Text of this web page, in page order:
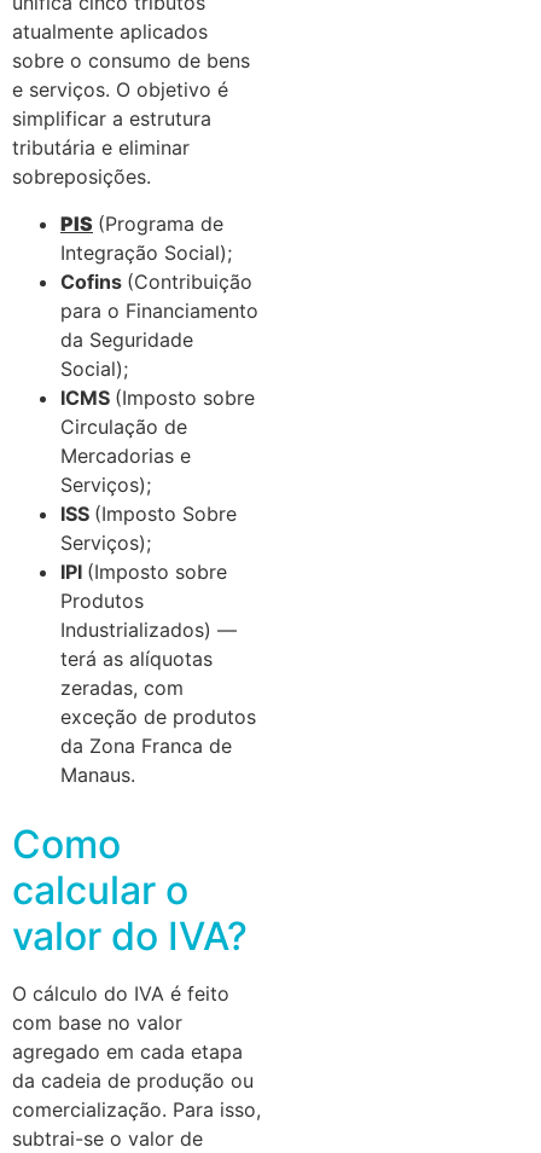
atualmente aplicados
sobre o consumo de bens
e serviços. O objetivo é
simplificar a estrutura
tributária e eliminar
sobreposições.
PIS (Programa de
Integração Social);
Cofins (Contribuição
para o Financiamento
da Seguridade
Social);
ICMS (Imposto sobre
Circulação de
Mercadorias e
Serviços);
ISS (Imposto Sobre
Serviços);
IPI (Imposto sobre
Produtos
Industrializados) —
terá as alíquotas
zeradas, com
exceção de produtos
da Zona Franca de
Manaus.
Como
calcular o
valor do IVA?
O cálculo do IVA é feito
com base no valor
agregado em cada etapa
da cadeia de produção ou
comercialização. Para isso,
subtrai-se o valor de